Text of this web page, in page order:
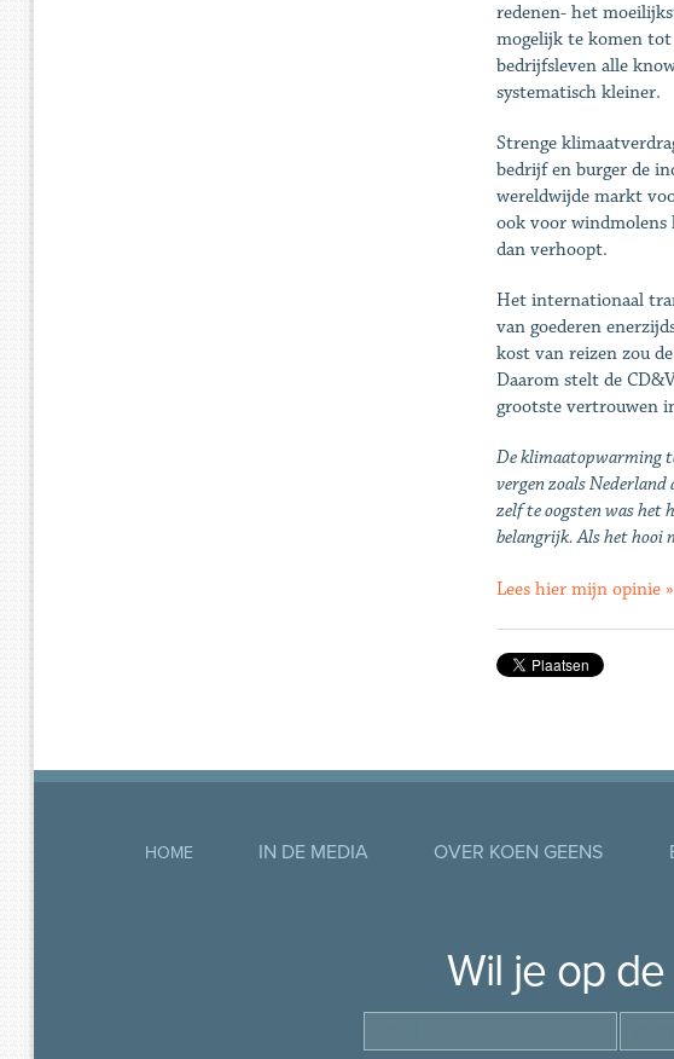
redenen- het
mogelijk te komen tot
bedrijfsleven alle
systematisch kleiner.
Strenge
bedrijf en burger de
wereldwijde markt
ook voor windmolens
dan verhoopt.
Het internationaal
van goederen
kost van reizen zou
Daarom stelt de
grootste vertrouwen
De klimaatopwarming
vergen zoals
zelf te oogsten was het
belangrijk. Als het hooi
Lees hier mijn opinie »
HOME IN DE MEDIA OVER KOEN GEENS
Wil je op